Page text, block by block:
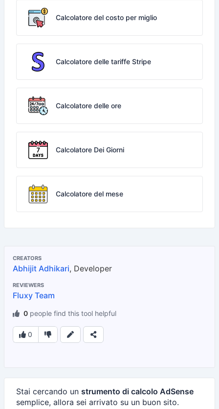
Calcolatore del costo per miglio
Calcolatore delle tariffe Stripe
Calcolatore delle ore
Calcolatore Dei Giorni
Calcolatore del mese
CREATORS
Abhijit Adhikari, Developer
REVIEWERS
Fluxy Team
0 people find this tool helpful
0
Stai cercando un strumento di calcolo AdSense
semplice, allora sei arrivato su un buon sito.